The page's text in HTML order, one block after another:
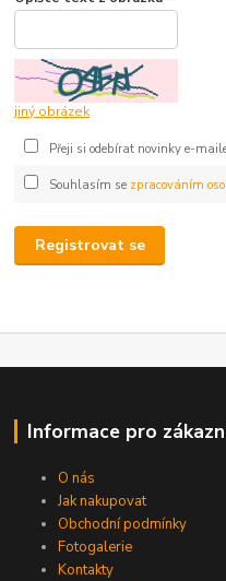
jiný obrázek
Přeji si odebírat novinky e-
Souhlasím se zpracováním
Registrovat se
Informace pro
O nás
Jak nakupovat
Obchodní podmínky
Fotogalerie
Kontakty